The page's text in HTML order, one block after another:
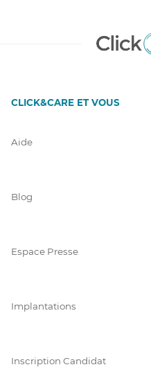
CLICK&CARE ET VOUS
Aide
Blog
Espace Presse
Implantations
Inscription Candidat